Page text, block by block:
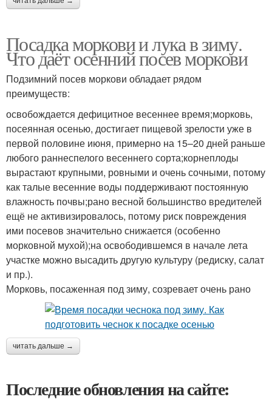
Посадка моркови и лука в зиму.
Что даёт осенний посев моркови
Подзимний посев моркови обладает рядом
преимуществ:
освобождается дефицитное весеннее время;морковь,
посеянная осенью, достигает пищевой зрелости уже в
первой половине июня, примерно на 15–20 дней раньше
любого раннеспелого весеннего сорта;корнеплоды
вырастают крупными, ровными и очень сочными, потому
как талые весенние воды поддерживают постоянную
влажность почвы;рано весной большинство вредителей
ещё не активизировалось, потому риск повреждения
ими посевов значительно снижается (особенно
морковной мухой);на освободившемся в начале лета
участке можно высадить другую культуру (редиску, салат
и пр.).
Морковь, посаженная под зиму, созревает очень рано
читать дальше →
Последние обновления на сайте: